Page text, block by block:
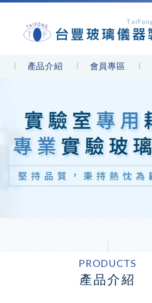
產品介紹 會員專區
PRODUCTS
產品介紹